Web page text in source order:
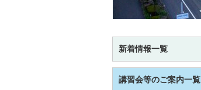
新着情報一覧
講習会等のご案内一覧